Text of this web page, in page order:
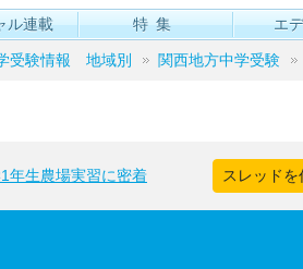
ル連載 特集 エ
受験情報 地域別 関西地方中学受験
年生農場実習に密着 スレッドを